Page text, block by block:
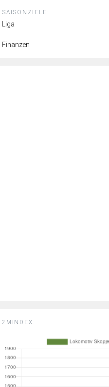
SAISONZIELE:
Liga
Finanzen
2MINDEX: